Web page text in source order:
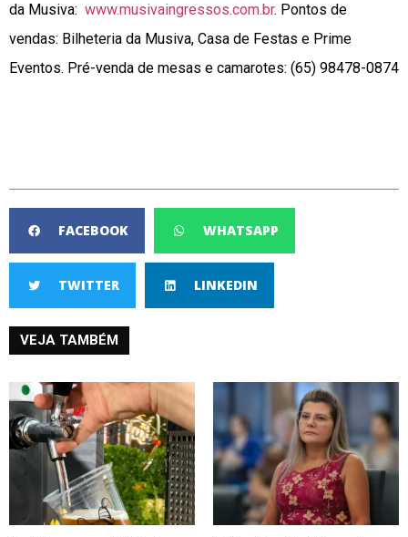
da Musiva: www.musivaingressos.com.br. Pontos de
vendas: Bilheteria da Musiva, Casa de Festas e Prime
Eventos. Pré-venda de mesas e camarotes: (65) 98478-0874
FACEBOOK WHATSAPP
TWITTER LINKEDIN
VEJA TAMBÉM